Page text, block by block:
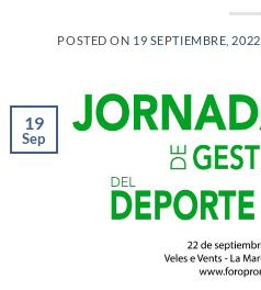
POSTED ON 19 SEPTIEMBRE, 2022
19
Sep